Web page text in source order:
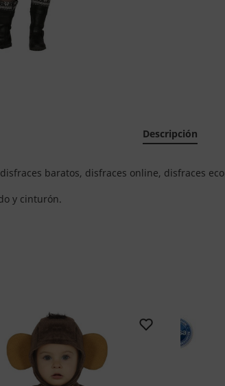
Descripción
baratos, disfraces online, disfraces
y cinturón.